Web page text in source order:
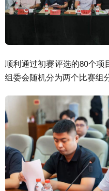
顺利通过初赛评选的80个
组委会随机分为两个比赛组